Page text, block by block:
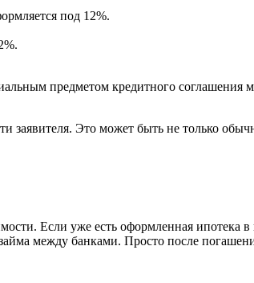
под 12%.
предметом кредитного соглашения
заявителя. Это может быть не только
Если уже есть оформленная ипотека
между банками. Просто после